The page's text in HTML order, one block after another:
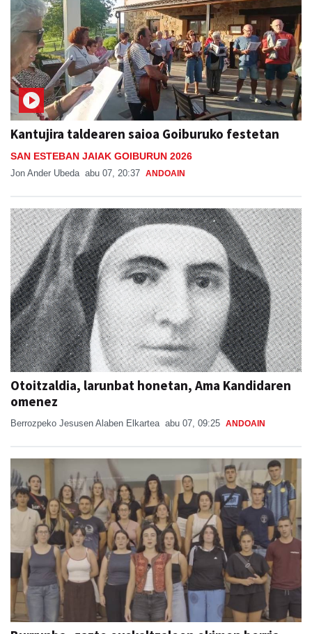
Kantujira taldearen saioa Goiburuko festetan
SAN ESTEBAN JAIAK GOIBURUN 2026
Jon Ander Ubeda abu 07, 20:37 ANDOAIN
Otoitzaldia, larunbat honetan, Ama Kandidaren
omenez
Berrozpeko Jesusen Alaben Elkartea abu 07, 09:25 ANDOAIN